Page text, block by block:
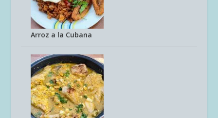
Arroz a la Cubana